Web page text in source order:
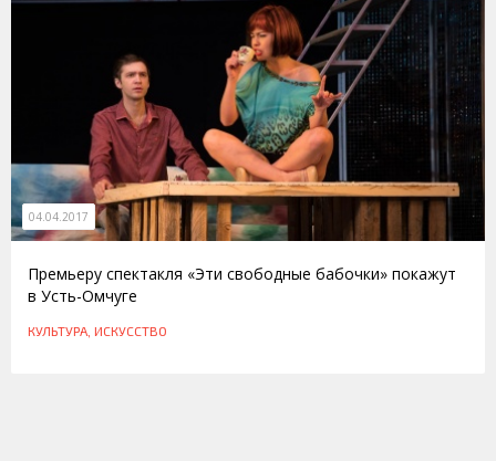
04.04.2017
Премьеру спектакля «Эти свободные бабочки» покажут
в Усть-Омчуге
КУЛЬТУРА, ИСКУССТВО